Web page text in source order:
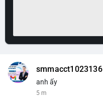
smmacct1023136
anh ấy
5 m